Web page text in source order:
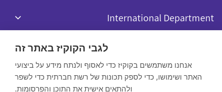
לגבי הקוקיז באתר זה
אנחנו משתמשים בקוקיז כדי לאסוף ולנתח מידע על ביצועי
האתר ושימושו, כדי לספק תכונות של רשת חברתית כדי לשפר
ולהתאים אישית את התוכן והפרסומות.
International Department
כל הזכויות שמורות לרפאל © 2020